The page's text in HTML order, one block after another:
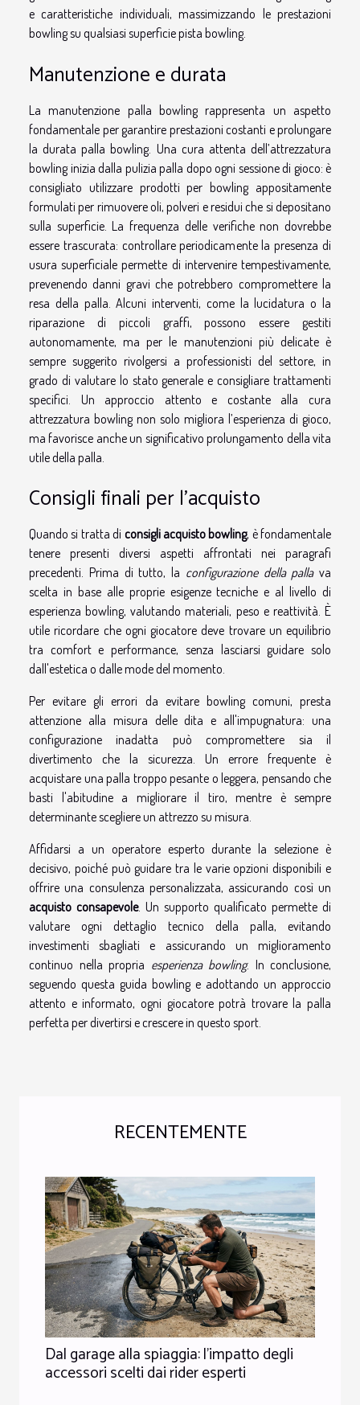
e caratteristiche individuali, massimizzando le prestazioni
bowling su qualsiasi superficie pista bowling.
Manutenzione e durata
La manutenzione palla bowling rappresenta un aspetto
fondamentale per garantire prestazioni costanti e prolungare
la durata palla bowling. Una cura attenta dell’attrezzatura
bowling inizia dalla pulizia palla dopo ogni sessione di gioco: è
consigliato utilizzare prodotti per bowling appositamente
formulati per rimuovere oli, polveri e residui che si depositano
sulla superficie. La frequenza delle verifiche non dovrebbe
essere trascurata: controllare periodicamente la presenza di
usura superficiale permette di intervenire tempestivamente,
prevenendo danni gravi che potrebbero compromettere la
resa della palla. Alcuni interventi, come la lucidatura o la
riparazione di piccoli graffi, possono essere gestiti
autonomamente, ma per le manutenzioni più delicate è
sempre suggerito rivolgersi a professionisti del settore, in
grado di valutare lo stato generale e consigliare trattamenti
specifici. Un approccio attento e costante alla cura
attrezzatura bowling non solo migliora l’esperienza di gioco,
ma favorisce anche un significativo prolungamento della vita
utile della palla.
Consigli finali per l'acquisto
Quando si tratta di consigli acquisto bowling, è fondamentale
tenere presenti diversi aspetti affrontati nei paragrafi
precedenti. Prima di tutto, la configurazione della pallava
scelta in base alle proprie esigenze tecniche e al livello di
esperienza bowling, valutando materiali, peso e reattività. È
utile ricordare che ogni giocatore deve trovare un equilibrio
tra comfort e performance, senza lasciarsi guidare solo
dall'estetica o dalle mode del momento.
Per evitare gli errori da evitare bowling comuni, presta
attenzione alla misura delle dita e all'impugnatura: una
configurazione inadatta può compromettere sia il
divertimento che la sicurezza. Un errore frequente è
acquistare una palla troppo pesante o leggera, pensando che
basti l'abitudine a migliorare il tiro, mentre è sempre
determinante scegliere un attrezzo su misura.
Affidarsi a un operatore esperto durante la selezione è
decisivo, poiché può guidare tra le varie opzioni disponibili e
offrire una consulenza personalizzata, assicurando così un
acquisto consapevole. Un supporto qualificato permette di
valutare ogni dettaglio tecnico della palla, evitando
investimenti sbagliati e assicurando un miglioramento
continuo nella propria esperienza bowling. In conclusione,
seguendo questa guida bowling e adottando un approccio
attento e informato, ogni giocatore potrà trovare la palla
perfetta per divertirsi e crescere in questo sport.
RECENTEMENTE
Dal garage alla spiaggia: l’impatto degli
accessori scelti dai rider esperti